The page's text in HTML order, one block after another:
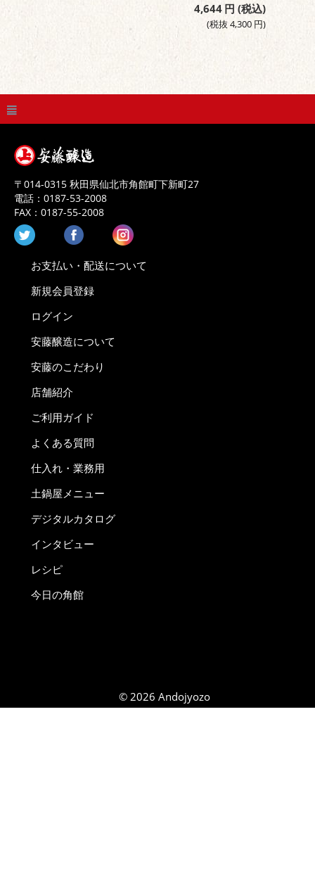
4,644 円 (税込)
(税抜 4,300 円)
〒 014-0315 秋田県仙北市角館町下新町27
電話： 0187-53-2008
FAX： 0187-55-2008
お支払い・配送について
新規会員登録
ログイン
安藤醸造について
安藤のこだわり
店舗紹介
ご利用ガイド
よくある質問
仕入れ・業務用
土鍋屋メニュー
デジタルカタログ
インタビュー
レシピ
今日の角館
© 2026 Andojyozo